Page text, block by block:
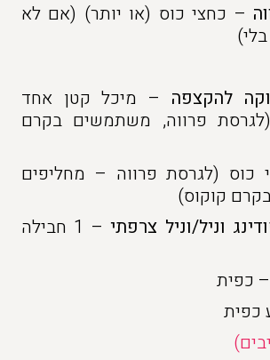
– כחצי כוס (או יותר) (אם לא
להקצפה – מיכל קטן אחד
מ"ל) (לגרסת פרווה, משתמשים בקרם
(לגרסת פרווה – מחליפים
קוקוס)
וניל/וניל צרפתי
– 1 חבילה
– כפית
כפית